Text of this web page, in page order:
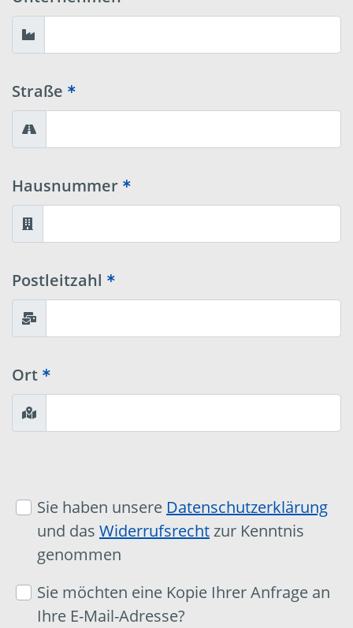
Straße
Hausnummer
Postleitzahl
Ort
Sie haben unsere Datenschutzerklärung
und das Widerrufsrechtzur Kenntnis
genommen
Sie möchten eine Kopie Ihrer Anfrage an
Ihre E-Mail-Adresse?